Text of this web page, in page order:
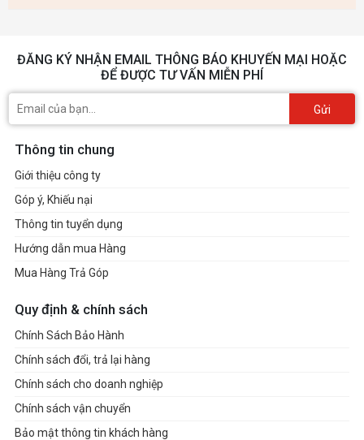
ĐĂNG KÝ NHẬN EMAIL THÔNG BÁO KHUYẾN MẠI HOẶC
ĐỂ ĐƯỢC TƯ VẤN MIỄN PHÍ
Gửi
Thông tin chung
Giới thiệu công ty
Góp ý, Khiếu nại
Thông tin tuyển dụng
Hướng dẫn mua Hàng
Mua Hàng Trả Góp
Quy định & chính sách
Chính Sách Bảo Hành
Chính sách đổi, trả lại hàng
Chính sách cho doanh nghiệp
Chính sách vận chuyển
Bảo mật thông tin khách hàng